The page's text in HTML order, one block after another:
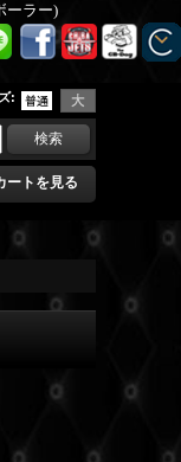
ーラー)
:
ートを見る